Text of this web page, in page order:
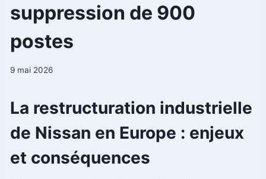
suppression de 900
postes
9 mai 2026
La restructuration industrielle
de Nissan en Europe : enjeux
et conséquences